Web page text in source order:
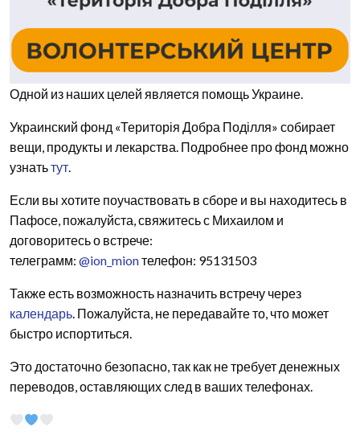
Одной из наших целей является помощь Украине.
Украинский фонд «Територія Добра Поділля» собирает
вещи, продукты и лекарства. Подробнее про фонд можно
узнатьтут.
Если вы хотите поучаствовать в сборе и вы находитесь в
Пафосе, пожалуйста, свяжитесь с Михаилом и
договоритесь о встрече:
телеграмм: @ion_mionтелефон: 95131503
Также есть возможность назначить встречу через
календарь. Пожалуйста, не передавайте то, что может
быстро испортиться.
Это достаточно безопасно, так как не требует денежных
переводов, оставляющих след в ваших телефонах.